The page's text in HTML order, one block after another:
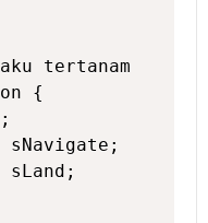
tertanam
{
sNavigate;
sLand;